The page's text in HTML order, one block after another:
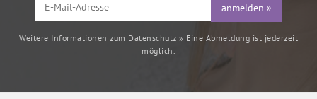
anmelden »
Weitere Informationen zum Datenschutz » Eine Abmeldung ist jederzeit
möglich.